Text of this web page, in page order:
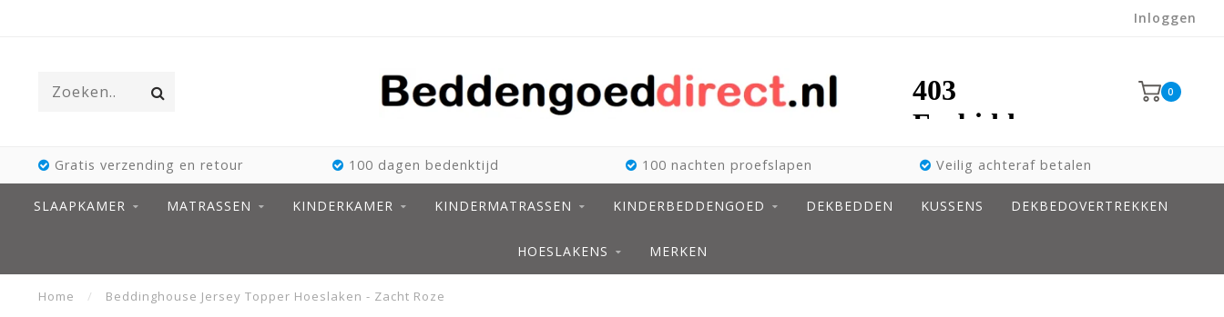
Inloggen
0
Gratis verzending en retour 100 dagen bedenktijd 100 nachten proefslapen Veilig achteraf betalen
SLAAPKAMER MATRASSEN KINDERKAMER KINDERMATRASSEN KINDERBEDDENGOED DEKBEDDEN KUSSENS DEKBEDOVERTREKKEN
HOESLAKENS MERKEN
Home / Beddinghouse Jersey Topper Hoeslaken - Zacht Roze